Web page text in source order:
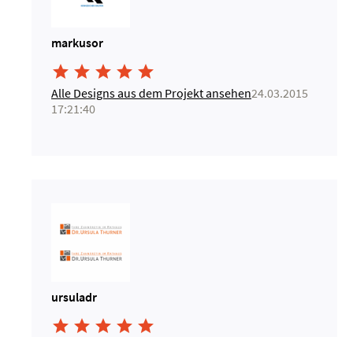
markusor
    
Alle Designs aus dem Projekt ansehen24.03.2015
17:21:40
ursuladr
    